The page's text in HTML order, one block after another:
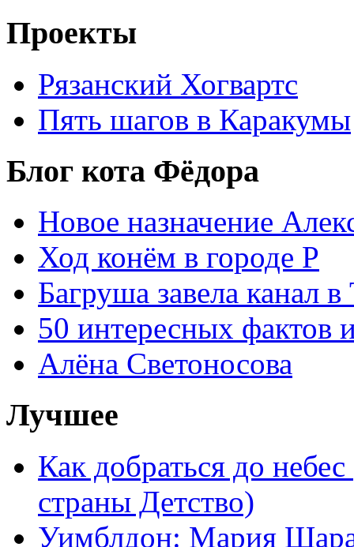
Проекты
Рязанский Хогвартс
Пять шагов в Каракумы
Блог кота Фёдора
Новое назначение
Ход конём в городе Р
Багруша завела канал в
50 интересных фактов
Алёна Светоносова
Лучшее
Как добраться до
страны Детство)
Уимблдон: Мария